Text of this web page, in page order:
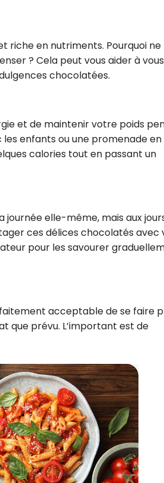
riche en nutriments. Pourquoi
? Cela peut vous aider à vous
chocolatées.
et de maintenir votre poids
les enfants ou une promenade en
calories tout en passant un
journée elle-même, mais aux
ces délices chocolatés avec
pour les savourer
acceptable de se faire
que prévu. L’important est de
Votre adresse email sera utilisée par Digital Prisma
envoyer votre newsletter contenant des offres
personnalisées. Vous pourrez vous désinscrire en
désabonnement intégré dans la newsletter. Pour en
exercer vos droits, prenez connaissance de notre
Confidentialité.